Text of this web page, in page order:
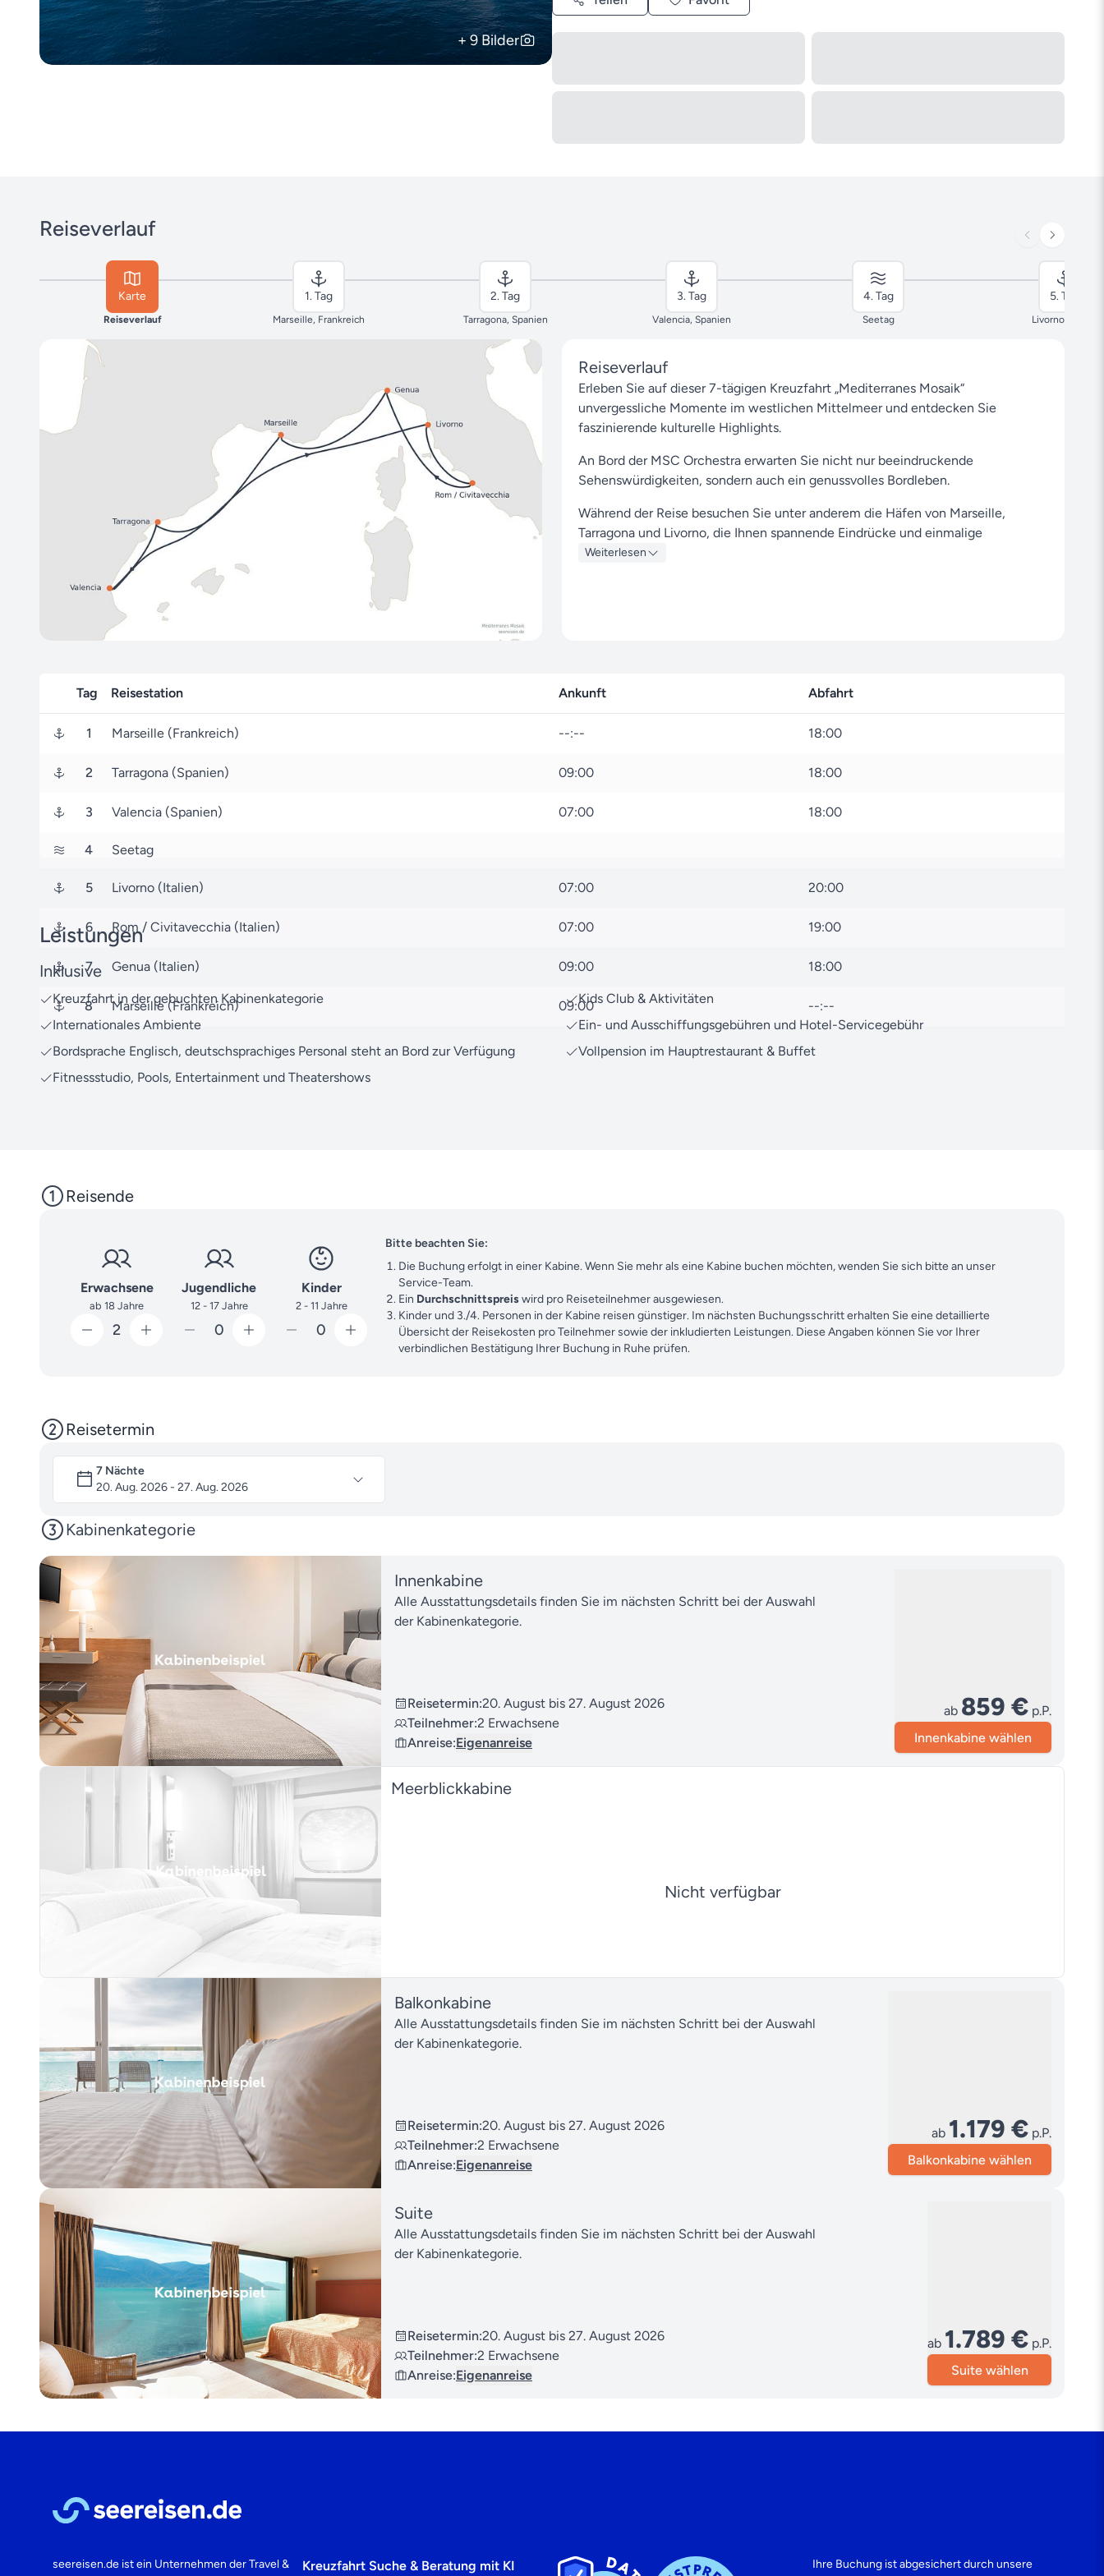
+ 9 Bilder
Reiseverlauf
Karte
Reiseverlauf
1. Tag
Marseille, Frankreich
2. Tag
Tarragona, Spanien
3. Tag
Valencia, Spanien
4. Tag
Seetag
5. Tag
Livorno, Italien
Reiseverlauf
Erleben Sie auf dieser 7-tägigen Kreuzfahrt „Mediterranes Mosaik“
unvergessliche Momente im westlichen Mittelmeer und entdecken Sie
faszinierende kulturelle Highlights.
An Bord der MSC Orchestra erwarten Sie nicht nur beeindruckende
Sehenswürdigkeiten, sondern auch ein genussvolles Bordleben.
Während der Reise besuchen Sie unter anderem die Häfen von Marseille,
Tarragona und Livorno, die Ihnen spannende Eindrücke und einmalige
Entdeckungen bieten.
Nutzen Sie unsereReisesuche, um noch mehr Westliches Mittelmeer-Reisen
mit MSC Cruises zu entdecken.
weiterzuhelfen. Egal ob zur Buchung oder anderen Anliegen – zögern Sie nicht,
Weiterlesen
Tag Reisestation Ankunft Abfahrt
1 Marseille (Frankreich) --:-- 18:00
2 Tarragona (Spanien) 09:00 18:00
3 Valencia (Spanien) 07:00 18:00
4 Seetag
5 Livorno (Italien) 07:00 20:00
6 Rom / Civitavecchia (Italien) 07:00 19:00
7 Genua (Italien) 09:00 18:00
8 Marseille (Frankreich) 09:00 --:--
Leistungen
Inklusive
Kreuzfahrt in der gebuchten Kabinenkategorie
Internationales Ambiente
Bordsprache Englisch, deutschsprachiges Personal steht an Bord zur Verfügung
Fitnessstudio, Pools, Entertainment und Theatershows
Kids Club & Aktivitäten
Ein- und Ausschiffungsgebühren und Hotel-Servicegebühr
Vollpension im Hauptrestaurant & Buffet
Reisende
Erwachsene
ab 18 Jahre
2
Jugendliche
12 - 17 Jahre
0
Kinder
2 - 11 Jahre
0
Bitte beachten Sie:
Die Buchung erfolgt in einer Kabine. Wenn Sie mehr als eine Kabine buchen möchten, wenden Sie sich bitte an unser
Service-Team.
Ein Durchschnittspreiswird pro Reiseteilnehmer ausgewiesen.
Kinder und 3./4. Personen in der Kabine reisen günstiger. Im nächsten Buchungsschritt erhalten Sie eine detaillierte
Übersicht der Reisekosten pro Teilnehmer sowie der inkludierten Leistungen. Diese Angaben können Sie vor Ihrer
verbindlichen Bestätigung Ihrer Buchung in Ruhe prüfen.
Reisetermin
7 Nächte
20. Aug. 2026 - 27. Aug. 2026
Kabinenkategorie
Innenkabine
Alle Ausstattungsdetails finden Sie im nächsten Schritt bei der Auswahl
der Kabinenkategorie.
Reisetermin:20. August bis 27. August 2026
Teilnehmer:2 Erwachsene
Anreise:Eigenanreise
ab 859 € p.P.
Innenkabine wählen
Meerblickkabine
Nicht verfügbar
Balkonkabine
Alle Ausstattungsdetails finden Sie im nächsten Schritt bei der Auswahl
der Kabinenkategorie.
Reisetermin:20. August bis 27. August 2026
Teilnehmer:2 Erwachsene
Anreise:Eigenanreise
ab 1.179 € p.P.
Balkonkabine wählen
Suite
Alle Ausstattungsdetails finden Sie im nächsten Schritt bei der Auswahl
der Kabinenkategorie.
Reisetermin:20. August bis 27. August 2026
Teilnehmer:2 Erwachsene
Anreise:Eigenanreise
ab 1.789 € p.P.
Suite wählen
seereisen.de ist ein Unternehmen derTravel &
Kreuzfahrt Suche & Beratung mit KI
Ihre Buchung ist abgesichert durch unsere